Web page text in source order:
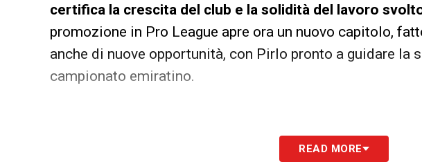
certifica la crescita del club e la solidità del lavoro
promozione in Pro League apre ora un nuovo capitolo,
anche di nuove opportunità, con Pirlo pronto a guidare la
campionato emiratino.
LA PLAYLIST DELLE NOSTRE TOP NEWSREAD MORE